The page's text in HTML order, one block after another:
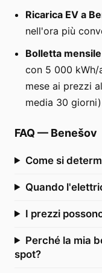
Ricarica EV a
nell'ora più
Bolletta
con 5 000 kWh/
mese ai prezzi
media 30
FAQ — Benešov
Come si
Quando
I prezzi
Perché la mia
spot?